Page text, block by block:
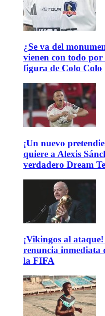
¿Se va del
vienen con todo por
figura de Colo Colo
¡Un nuevo
quiere a Alexis
verdadero Dream
¡Vikingos al
renuncia
la FIFA